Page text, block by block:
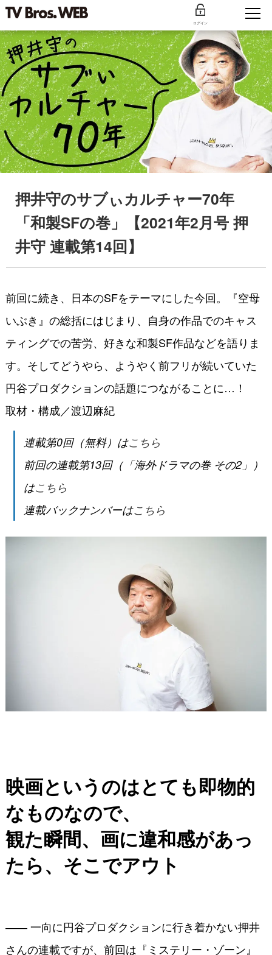
ログイン
押井守のサブぃカルチャー70年
「和製SFの巻」【2021年2月号 押
井守 連載第14回】
前回に続き、日本のSFをテーマにした今回。『空母
いぶき』の総括にはじまり、自身の作品でのキャス
ティングでの苦労、好きな和製SF作品などを語りま
す。そしてどうやら、ようやく前フリが続いていた
円谷プロダクションの話題につながることに…！
取材・構成／渡辺麻紀
連載第0回（無料）はこちら
前回の連載第13回（「海外ドラマの巻 その2」）
はこちら
連載バックナンバーはこちら
映画というのはとても即物的
なものなので、
観た瞬間、画に違和感があっ
たら、そこでアウト
―― 一向に円谷プロダクションに行き着かない押井
さんの連載ですが、前回は『ミステリー・ゾーン』